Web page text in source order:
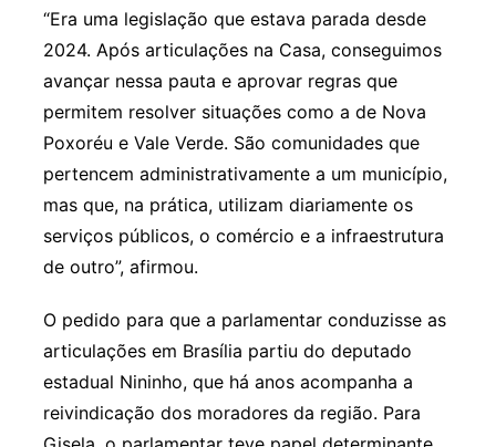
“Era uma legislação que estava parada desde
2024. Após articulações na Casa, conseguimos
avançar nessa pauta e aprovar regras que
permitem resolver situações como a de Nova
Poxoréu e Vale Verde. São comunidades que
pertencem administrativamente a um município,
mas que, na prática, utilizam diariamente os
serviços públicos, o comércio e a infraestrutura
de outro”, afirmou.
O pedido para que a parlamentar conduzisse as
articulações em Brasília partiu do deputado
estadual Nininho, que há anos acompanha a
reivindicação dos moradores da região. Para